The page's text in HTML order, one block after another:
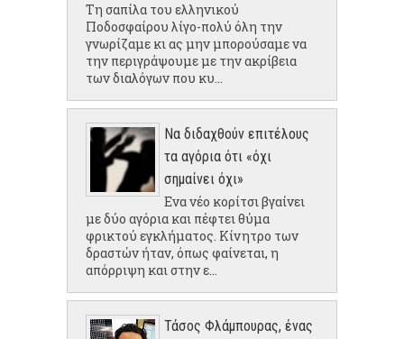
Τη σαπίλα του ελληνικού
Ποδοσφαίρου λίγο-πολύ όλη την
γνωρίζαμε κι ας μην μπορούσαμε να
την περιγράψουμε με την ακρίβεια
των διαλόγων που κυ...
Να διδαχθούν επιτέλους
τα αγόρια ότι «όχι
σημαίνει όχι»
Ενα νέο κορίτσι βγαίνει
με δύο αγόρια και πέφτει θύμα
φρικτού εγκλήματος. Κίνητρο των
δραστών ήταν, όπως φαίνεται, η
απόρριψη και στην ε...
Τάσος Φλάμπουρας, ένας